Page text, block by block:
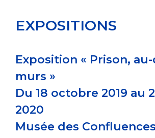
EXPOSITIONS
Exposition « Prison,
murs »
Du 18 octobre 2019 au
2020
Musée des